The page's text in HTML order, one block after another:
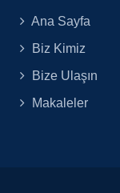
Ana Sayfa
Biz Kimiz
Bize Ulaşın
Makaleler